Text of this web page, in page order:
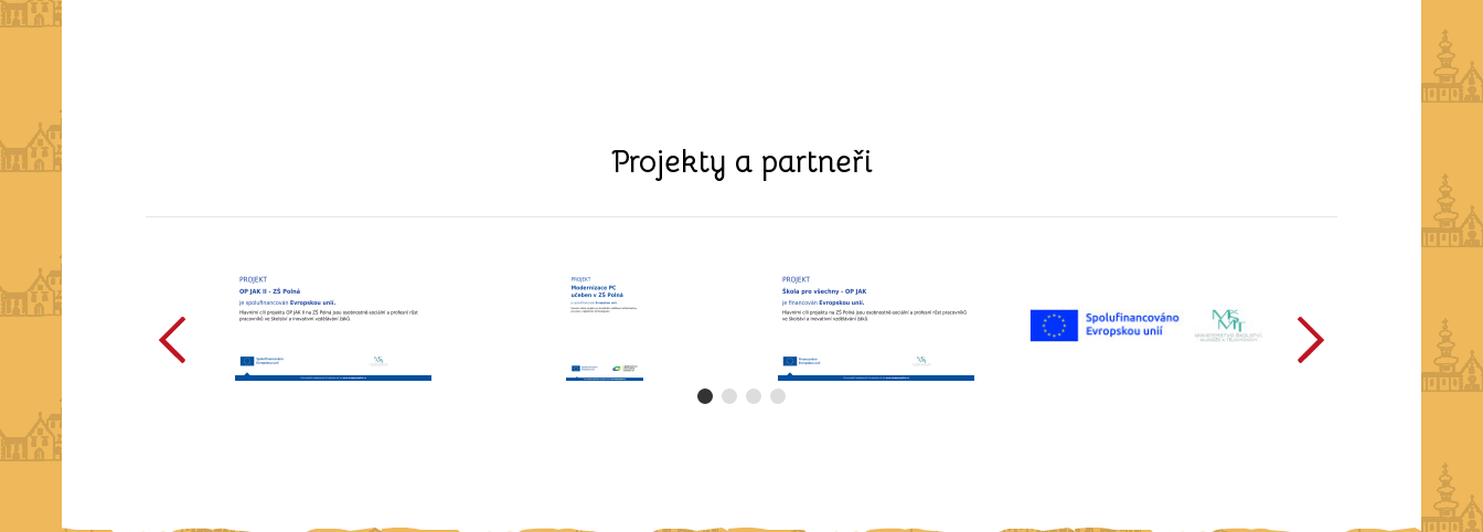
Projekty a partneři
předchozí